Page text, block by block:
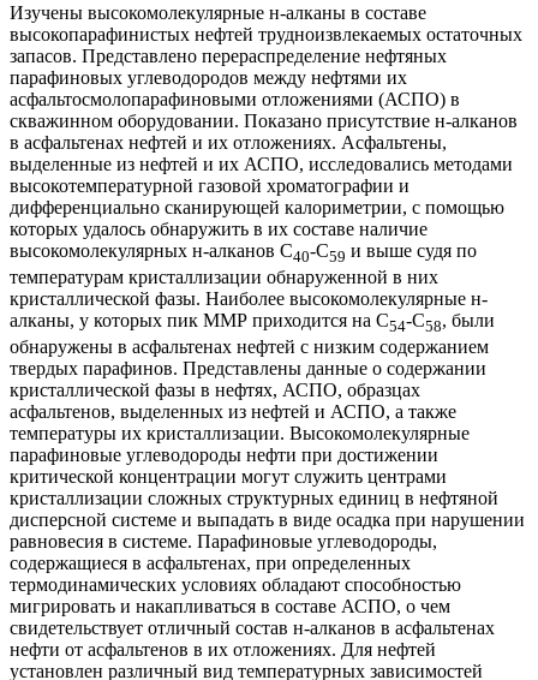
Изучены высокомолекулярные н-алканы в составе
высокопарафинистых нефтей трудноизвлекаемых остаточных
запасов. Представлено перераспределение нефтяных
парафиновых углеводородов между нефтями их
асфальтосмолопарафиновыми отложениями (АСПО) в
скважинном оборудовании. Показано присутствие н-алканов
в асфальтенах нефтей и их отложениях. Асфальтены,
выделенные из нефтей и их АСПО, исследовались методами
высокотемпературной газовой хроматографии и
дифференциально сканирующей калориметрии, с помощью
которых удалось обнаружить в их составе наличие
высокомолекулярных н-алканов С40-С59 и выше судя по
температурам кристаллизации обнаруженной в них
кристаллической фазы. Наиболее высокомолекулярные н-
алканы, у которых пик ММР приходится на С54-С58, были
обнаружены в асфальтенах нефтей с низким содержанием
твердых парафинов. Представлены данные о содержании
кристаллической фазы в нефтях, АСПО, образцах
асфальтенов, выделенных из нефтей и АСПО, а также
температуры их кристаллизации. Высокомолекулярные
парафиновые углеводороды нефти при достижении
критической концентрации могут служить центрами
кристаллизации сложных структурных единиц в нефтяной
дисперсной системе и выпадать в виде осадка при нарушении
равновесия в системе. Парафиновые углеводороды,
содержащиеся в асфальтенах, при определенных
термодинамических условиях обладают способностью
мигрировать и накапливаться в составе АСПО, о чем
свидетельствует отличный состав н-алканов в асфальтенах
нефти от асфальтенов в их отложениях. Для нефтей
установлен различный вид температурных зависимостей